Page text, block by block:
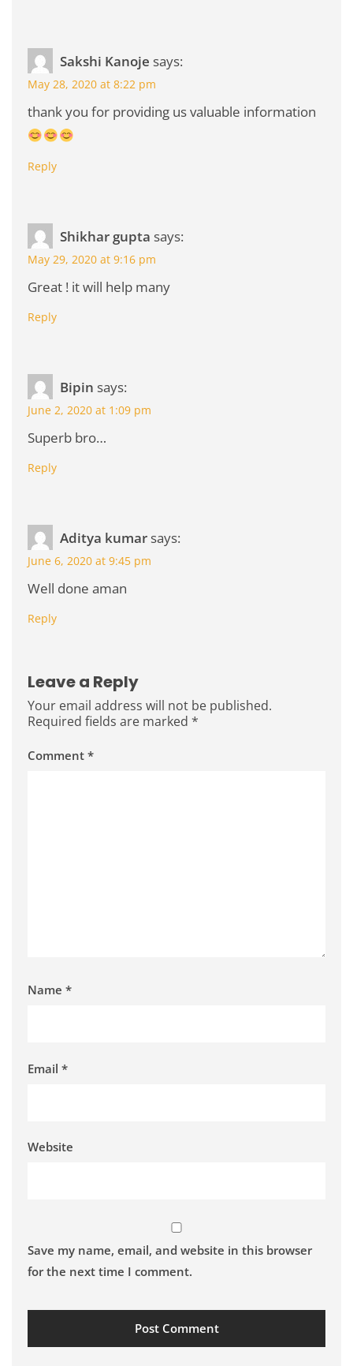
Sakshi Kanoje says:
May 28, 2020 at 8:22 pm
thank you for providing us valuable information
Reply
Shikhar gupta says:
May 29, 2020 at 9:16 pm
Great ! it will help many
Reply
Bipin says:
June 2, 2020 at 1:09 pm
Superb bro…
Reply
Aditya kumar says:
June 6, 2020 at 9:45 pm
Well done aman
Reply
Leave a Reply
Your email address will not be published.
Required fields are marked *
Comment *
Name *
Email *
Website
Save my name, email, and website in this browser
for the next time I comment.